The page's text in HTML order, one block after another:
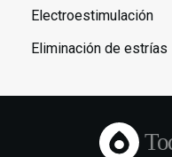
Electroestimulación
Eliminación de estrías